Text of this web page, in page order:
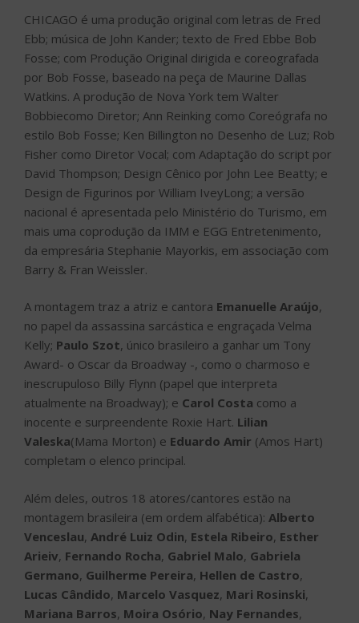
CHICAGO é uma produção original com letras de Fred
Ebb; música de John Kander; texto de Fred Ebbe Bob
Fosse; com Produção Original dirigida e coreografada
por Bob Fosse, baseado na peça de Maurine Dallas
Watkins. A produção de Nova York tem Walter
Bobbiecomo Diretor; Ann Reinking como Coreógrafa no
estilo Bob Fosse; Ken Billington no Desenho de Luz; Rob
Fisher como Diretor Vocal; com Adaptação do script por
David Thompson; Design Cênico por John Lee Beatty; e
Design de Figurinos por William IveyLong; a versão
nacional é apresentada pelo Ministério do Turismo, em
mais uma coprodução da IMM e EGG Entretenimento,
da empresária Stephanie Mayorkis, em associação com
Barry & Fran Weissler.
A montagem traz a atriz e cantora Emanuelle Araújo,
no papel da assassina sarcástica e engraçada Velma
Kelly; Paulo Szot, único brasileiro a ganhar um Tony
Award- o Oscar da Broadway -, como o charmoso e
inescrupuloso Billy Flynn (papel que interpreta
atualmente na Broadway); e Carol Costa como a
inocente e surpreendente Roxie Hart. Lilian
Valeska(Mama Morton) e Eduardo Amir (Amos Hart)
completam o elenco principal.
Além deles, outros 18 atores/cantores estão na
montagem brasileira (em ordem alfabética): Alberto
Venceslau, André Luiz Odin, Estela Ribeiro, Esther
Arieiv, Fernando Rocha, Gabriel Malo, Gabriela
Germano, Guilherme Pereira, Hellen de Castro,
Lucas Cândido, Marcelo Vasquez, Mari Rosinski,
Mariana Barros, Moira Osório, Nay Fernandes,